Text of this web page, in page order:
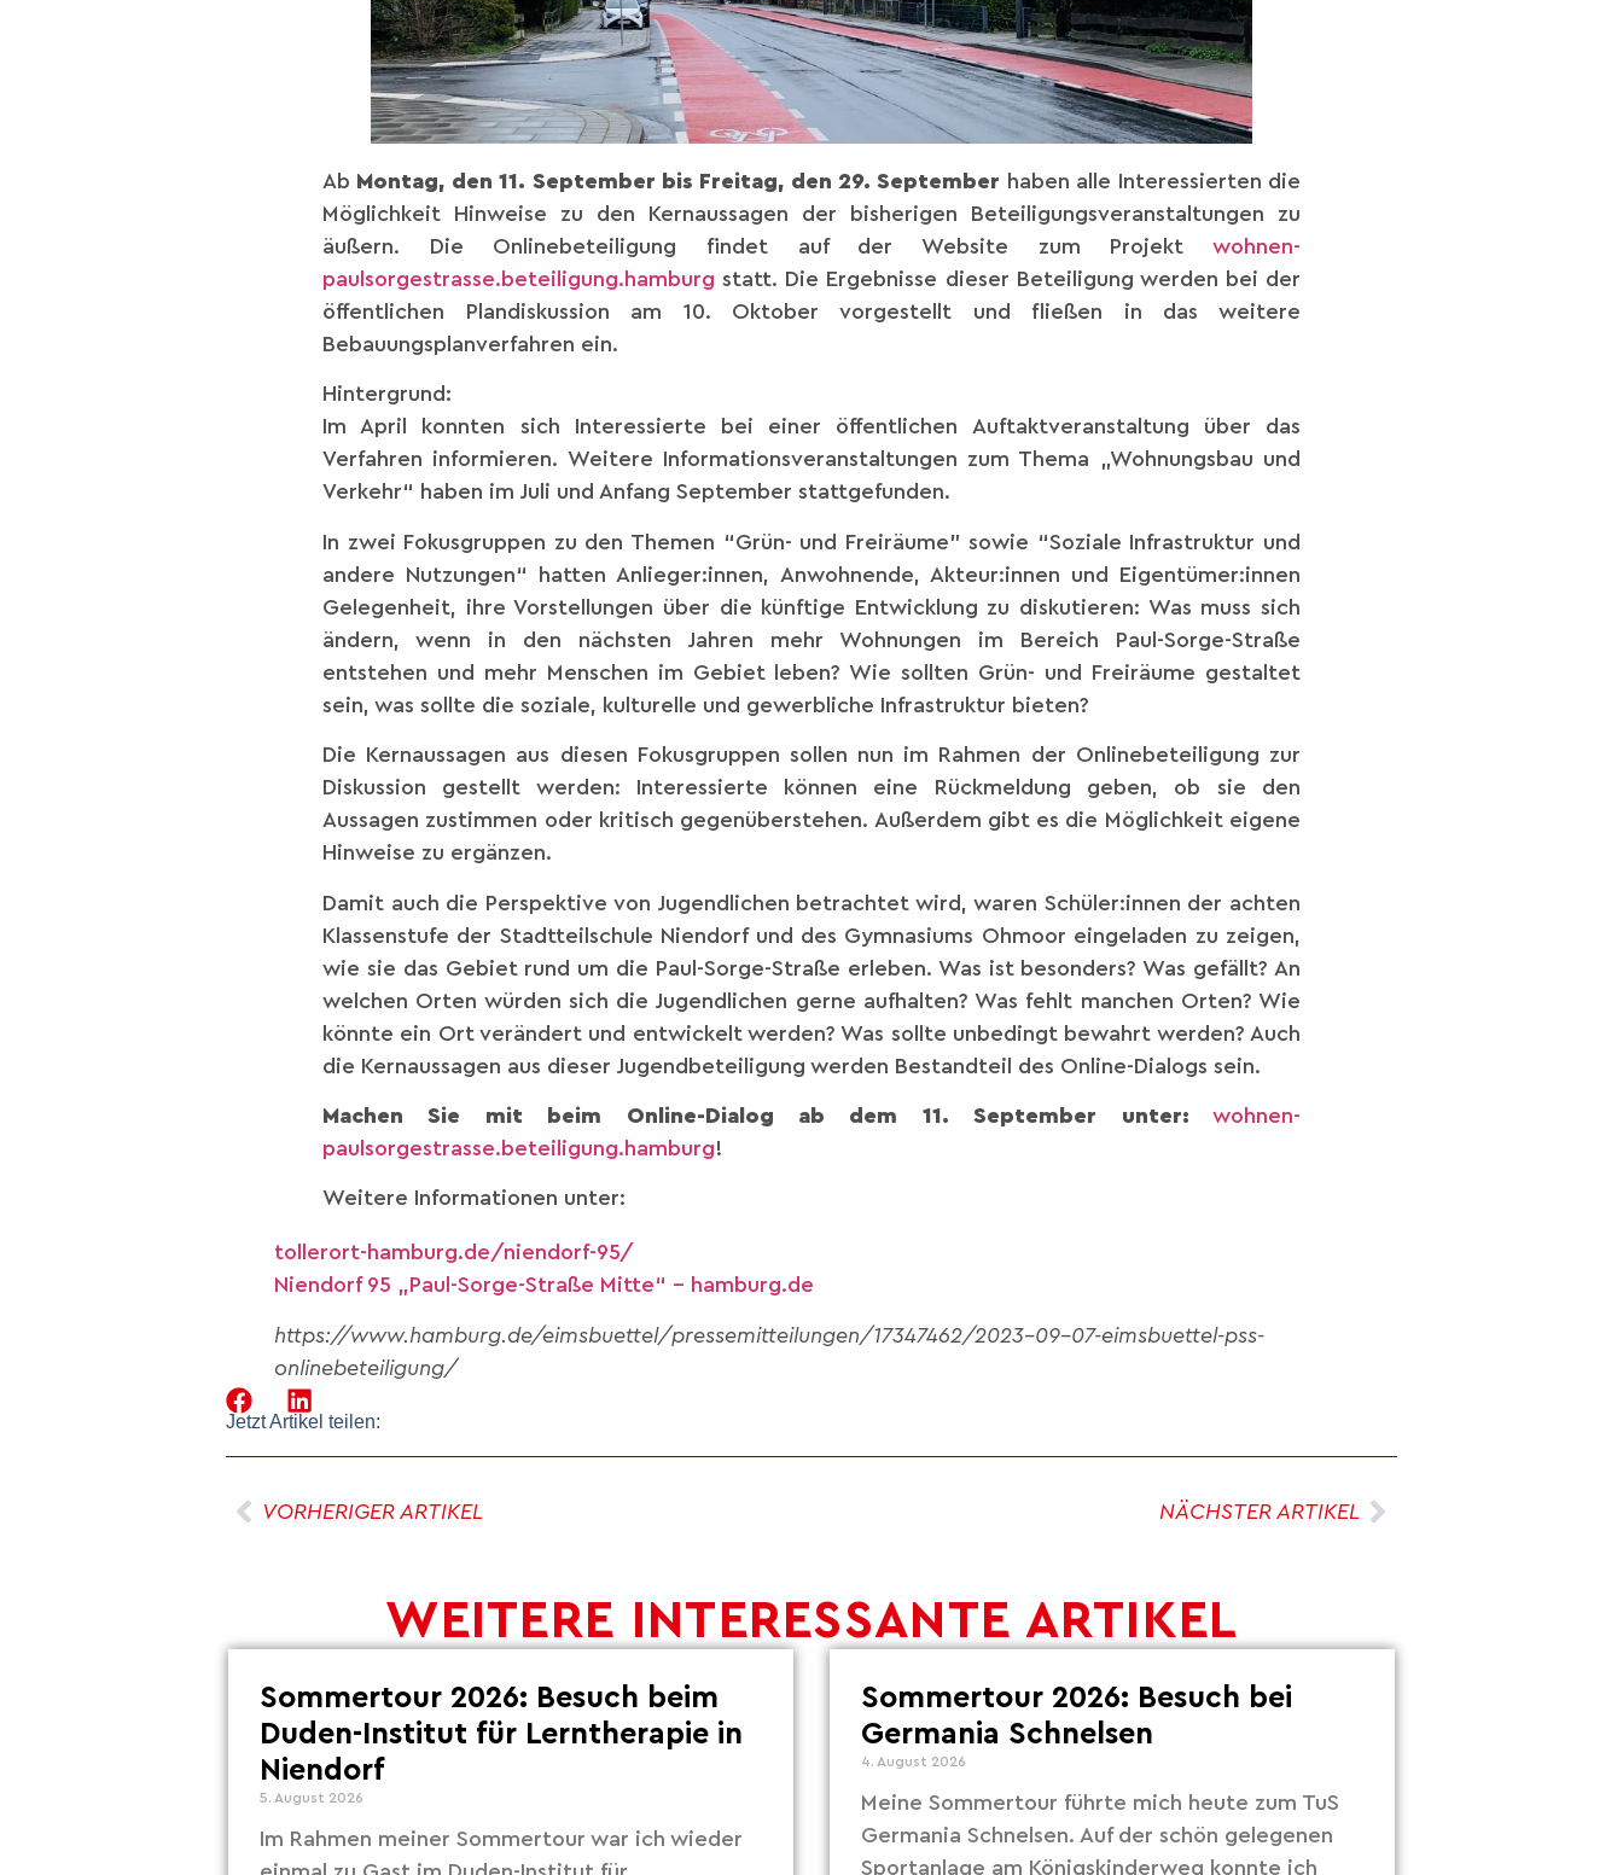
Ab Montag, den 11. September bis Freitag, den 29. September haben alle Interessierten die
Möglichkeit Hinweise zu den Kernaussagen der bisherigen Beteiligungsveranstaltungen zu
äußern. Die Onlinebeteiligung findet auf der Website zum Projekt wohnen-
paulsorgestrasse.beteiligung.hamburg statt. Die Ergebnisse dieser Beteiligung werden bei der
öffentlichen Plandiskussion am 10. Oktober vorgestellt und fließen in das weitere
Bebauungsplanverfahren ein.
Hintergrund:
Im April konnten sich Interessierte bei einer öffentlichen Auftaktveranstaltung über das
Verfahren informieren. Weitere Informationsveranstaltungen zum Thema „Wohnungsbau und
Verkehr“ haben im Juli und Anfang September stattgefunden.
In zwei Fokusgruppen zu den Themen “Grün- und Freiräume” sowie “Soziale Infrastruktur und
andere Nutzungen“ hatten Anlieger:innen, Anwohnende, Akteur:innen und Eigentümer:innen
Gelegenheit, ihre Vorstellungen über die künftige Entwicklung zu diskutieren: Was muss sich
ändern, wenn in den nächsten Jahren mehr Wohnungen im Bereich Paul-Sorge-Straße
entstehen und mehr Menschen im Gebiet leben? Wie sollten Grün- und Freiräume gestaltet
sein, was sollte die soziale, kulturelle und gewerbliche Infrastruktur bieten?
Die Kernaussagen aus diesen Fokusgruppen sollen nun im Rahmen der Onlinebeteiligung zur
Diskussion gestellt werden: Interessierte können eine Rückmeldung geben, ob sie den
Aussagen zustimmen oder kritisch gegenüberstehen. Außerdem gibt es die Möglichkeit eigene
Hinweise zu ergänzen.
Damit auch die Perspektive von Jugendlichen betrachtet wird, waren Schüler:innen der achten
Klassenstufe der Stadtteilschule Niendorf und des Gymnasiums Ohmoor eingeladen zu zeigen,
wie sie das Gebiet rund um die Paul-Sorge-Straße erleben. Was ist besonders? Was gefällt? An
welchen Orten würden sich die Jugendlichen gerne aufhalten? Was fehlt manchen Orten? Wie
könnte ein Ort verändert und entwickelt werden? Was sollte unbedingt bewahrt werden? Auch
die Kernaussagen aus dieser Jugendbeteiligung werden Bestandteil des Online-Dialogs sein.
Machen Sie mit beim Online-Dialog ab dem 11. September unter:
wohnen-
paulsorgestrasse.beteiligung.hamburg!
Weitere Informationen unter:
tollerort-hamburg.de/niendorf-95/
Niendorf 95 „Paul-Sorge-Straße Mitte“ – hamburg.de
https://www.hamburg.de/eimsbuettel/pressemitteilungen/17347462/2023-09-07-eimsbuettel-pss-
onlinebeteiligung/
Jetzt Artikel teilen:
VORHERIGER ARTIKEL NÄCHSTER ARTIKEL
WEITERE INTERESSANTE ARTIKEL
Sommertour 2026: Besuch beim
Duden-Institut für Lerntherapie in
Niendorf
5. August 2026
Im Rahmen meiner Sommertour war ich wieder
Sommertour 2026: Besuch bei
Germania Schnelsen
4. August 2026
Meine Sommertour führte mich heute zum TuS
Germania Schnelsen. Auf der schön gelegenen
Sportanlage am Königskinderweg konnte ich